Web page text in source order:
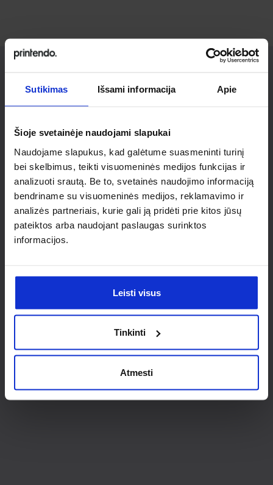
Sutikimas Išsami informacija Apie
Šioje svetainėje naudojami slapukai
Naudojame slapukus, kad galėtume suasmeninti turinį
bei skelbimus, teikti visuomeninės medijos funkcijas ir
analizuoti srautą. Be to, svetainės naudojimo informaciją
bendriname su visuomeninės medijos, reklamavimo ir
analizės partneriais, kurie gali ją pridėti prie kitos jūsų
pateiktos arba naudojant paslaugas surinktos
informacijos.
Leisti visus
Tinkinti
Atmesti
Ieškai
individualaus
sprendimo?
Susisiek su mumis dėl
nestandartinio produkto aptarimo.
Susisiekti